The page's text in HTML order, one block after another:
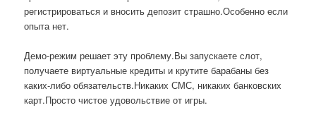
регистрироваться и вносить депозит страшно.Особенно если
опыта нет.
Демо-режим решает эту проблему.Вы запускаете слот,
получаете виртуальные кредиты и крутите барабаны без
каких-либо обязательств.Никаких СМС, никаких банковских
карт.Просто чистое удовольствие от игры.